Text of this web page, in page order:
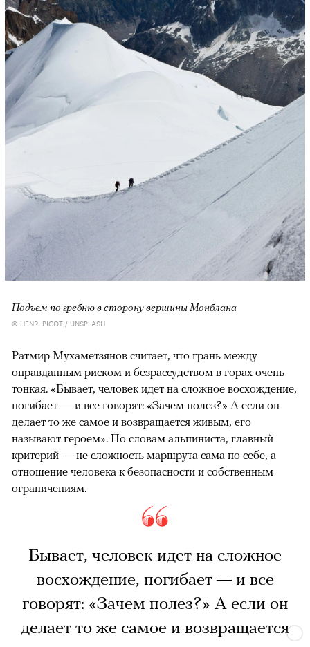
Подъем по гребню в сторону вершины Монблана
© HENRI PICOT / UNSPLASH
Ратмир Мухаметзянов считает, что грань между
оправданным риском и безрассудством в горах очень
тонкая. «Бывает, человек идет на сложное восхождение,
погибает — и все говорят: «Зачем полез?» А если он
делает то же самое и возвращается живым, его
называют героем». По словам альпиниста, главный
критерий — не сложность маршрута сама по себе, а
отношение человека к безопасности и собственным
ограничениям.
Бывает, человек идет на сложное
восхождение, погибает — и все
говорят: «Зачем полез?» А если он
делает то же самое и возвращается